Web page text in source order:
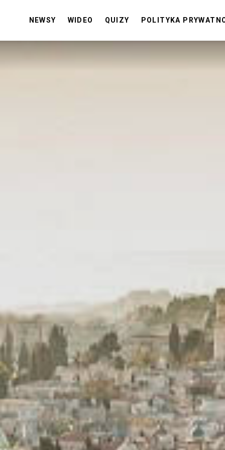
NEWSY WIDEO QUIZY POLITYKA